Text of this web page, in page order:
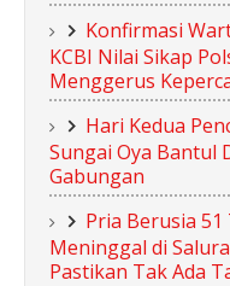
Konfirmasi
KCBI Nilai Sikap
Menggerus
Hari Kedua
Sungai Oya Bantul
Gabungan
Pria Berusia
Meninggal di
Pastikan Tak Ada